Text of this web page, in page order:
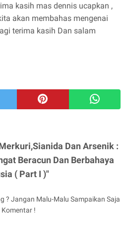
kasih mas dennis ucapkan ,
akan membahas mengenai
terima kasih Dan salam
Dan Arsenik :
Beracun Dan Berbahaya
( Part I )"
? Jangan Malu-Malu Sampaikan Saja
Komentar !